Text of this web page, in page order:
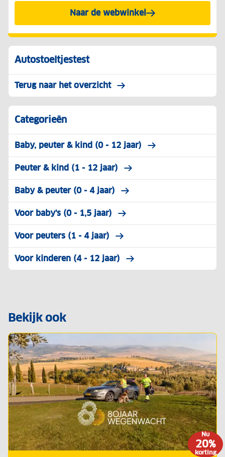
Naar de webwinkel
Autostoeltjestest
Terug naar het overzicht
Categorieën
Baby, peuter & kind (0 - 12 jaar)
Peuter & kind (1 - 12 jaar)
Baby & peuter (0 - 4 jaar)
Voor baby's (0 - 1,5 jaar)
Voor peuters (1 - 4 jaar)
Voor kinderen (4 - 12 jaar)
Bekijk ook
Nu
20%
korting